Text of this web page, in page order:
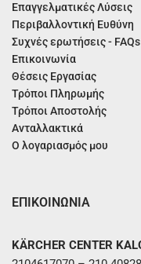
Επαγγελματικές Λύσεις
Περιβαλλοντική Ευθύνη
Συχνές ερωτήσεις - FAQs
Επικοινωνία
Θέσεις Εργασίας
Τρόποι Πληρωμής
Τρόποι Αποστολής
Ανταλλακτικά
Ο λογαριασμός μου
ΕΠΙΚΟΙΝΩΝΙΑ
KÄRCHER CENTER